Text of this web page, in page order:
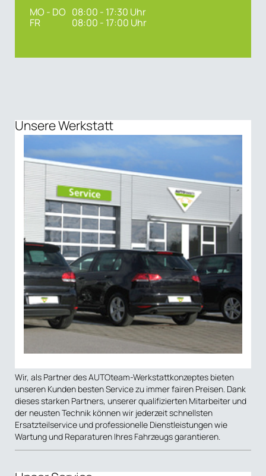
MO - DO 08:00 - 17:30 Uhr
FR
08:00 - 17:00 Uhr
Unsere Werkstatt
Wir, als Partner des AUTOteam-Werkstattkonzeptes bieten
unseren Kunden besten Service zu immer fairen Preisen. Dank
dieses starken Partners, unserer qualifizierten Mitarbeiter und
der neusten Technik können wir jederzeit schnellsten
Ersatzteilservice und professionelle Dienstleistungen wie
Wartung und Reparaturen Ihres Fahrzeugs garantieren.